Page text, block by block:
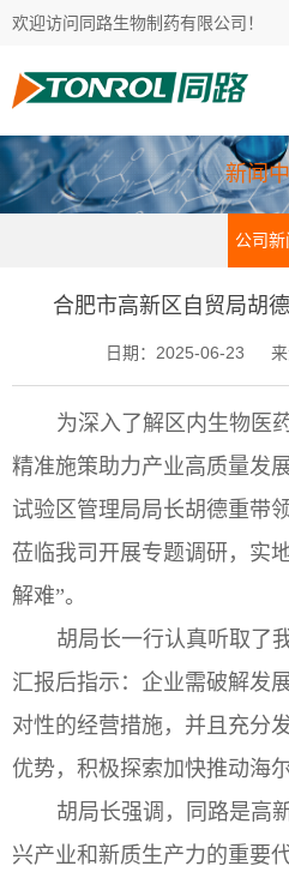
欢迎访问同路生物制药有限公司！
新闻
公司新
合肥市高新区自贸局胡
日期：2025-06-23 来
为深入了解区内生物医
精准施策助力产业高质量发
试验区管理局局长胡德重带
莅临我司开展专题调研，实
解难”。
胡局长一行认真听取了
汇报后指示：企业需破解发
对性的经营措施，并且充分
优势，积极探索加快推动海
胡局长强调，同路是高
兴产业和新质生产力的重要